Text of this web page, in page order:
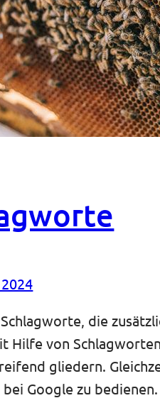
die
Hilfe von
gliedern.
Google zu bedienen.